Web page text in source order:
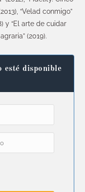
“Velad conmigo”
y “El arte de cuidar
(2019).
esté disponible